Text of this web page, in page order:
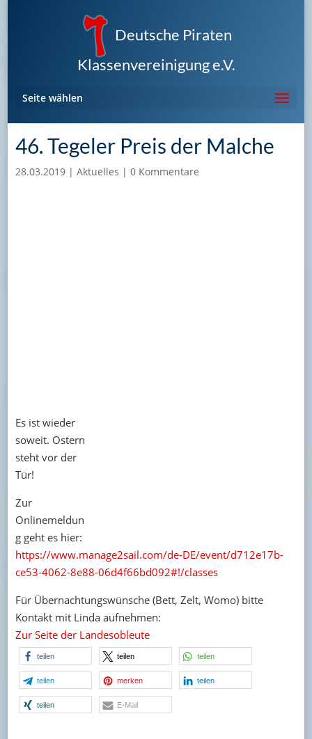
Deutsche Piraten
Klassenvereinigung e.V.
Seite wählen
46. Tegeler Preis der Malche
28.03.2019| Aktuelles | 0 Kommentare
Es ist wieder
soweit. Ostern
steht vor der
Tür!
Zur
Onlinemeldun
g geht es hier:
https://www.manage2sail.com/de-DE/event/d712e17b-
ce53-4062-8e88-06d4f66bd092#!/classes
Für Übernachtungswünsche (Bett, Zelt, Womo) bitte
Kontakt mit Linda aufnehmen:
Zur Seite der Landesobleute
teilen teilen teilen
teilen merken teilen
teilen E-Mail